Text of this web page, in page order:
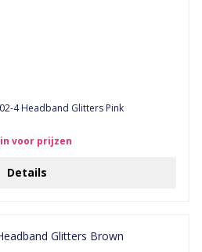
4 Headband Glitters Pink
voor prijzen
Details